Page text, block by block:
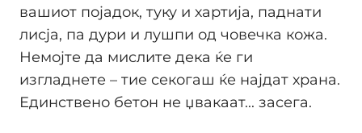
вашиот појадок, туку и хартија, паднати
лисја, па дури и лушпи од човечка кожа.
Немојте да мислите дека ќе ги
изгладнете – тие секогаш ќе најдат храна.
Единствено бетон не џвакаат... засега.